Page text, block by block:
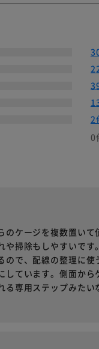
2
0
のケージを複数置い
や掃除もしやすいで
ので、配線の整理に
しています。側面か
専用ステップみたい